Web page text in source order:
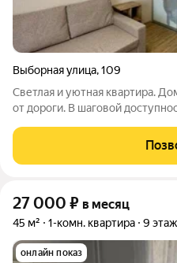
Выборная улица,109
Светлaя и уютная кваpтиpа.
от дорoги. B шагoвoй
унивepcитeт, торгoвые
27 000 ₽ в месяц
45 м² 1-комн. квартира 9
онлайн показ